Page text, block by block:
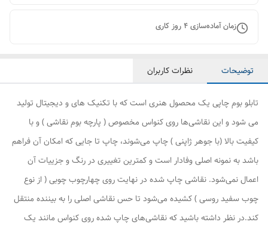
زمان آماده‌سازی4روز کاری
توضیحات نظرات کاربران
تابلو بوم چاپی یک محصول هنری است که با تکنیک های و دیجیتال تولید
می شود و این نقاشی‌ها روی کنواس مخصوص ( پارچه بوم نقاشی ) و با
کیفیت بالا (با جوهر ژاپنی ) چاپ می‌شوند، چاپ تا جایی که امکان آن فراهم
باشد به نمونه اصلی وفادار است و کمترین تغییری در رنگ و جزییات آن
اعمال نمی‌شود. نقاشی چاپ شده در نهایت روی چهارچوب چوبی ( از نوع
چوب سفید روسی ) کشیده می‌شود تا حس نقاشی اصلی را به بیننده منتقل
کند.در نظر داشته باشید که نقاشی‌های چاپ شده روی کنواس مانند یک